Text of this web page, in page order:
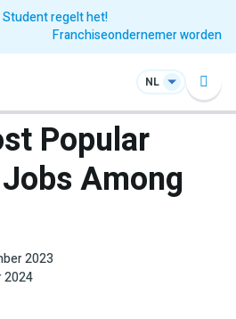
Student regelt het!
Franchiseondernemer worden
NL
Popular
Among
2023
2024